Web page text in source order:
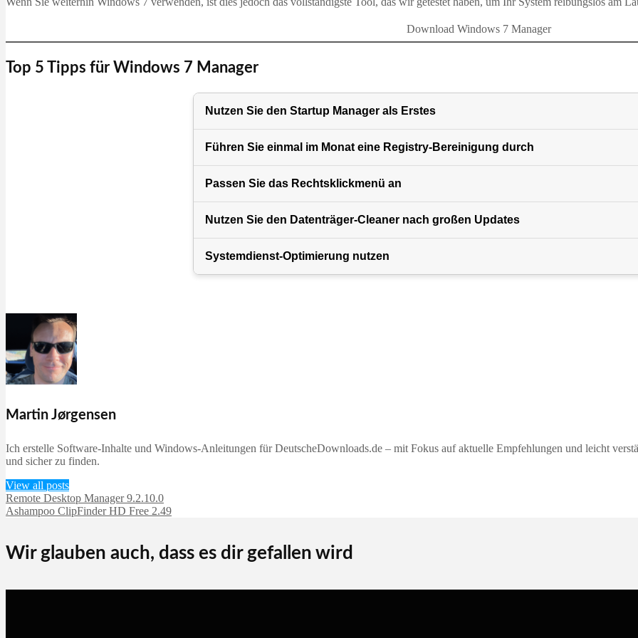
Download Windows 7 Manager
Top 5 Tipps für Windows 7 Manager
Nutzen Sie den Startup Manager als Erstes
Führen Sie einmal im Monat eine Registry-Bereinigung durch
Passen Sie das Rechtsklickmenü an
Nutzen Sie den Datenträger-Cleaner nach großen Updates
Systemdienst-Optimierung nutzen
Martin Jørgensen
Ich erstelle Software-Inhalte und Windows-Anleitungen für DeutscheDownloads.de – mit Fokus auf aktuelle Empfehlungen und leicht
und sicher zu finden.
View all posts
Remote Desktop Manager 9.2.10.0
Ashampoo ClipFinder HD Free 2.49
Wir glauben auch, dass es dir gefallen wird